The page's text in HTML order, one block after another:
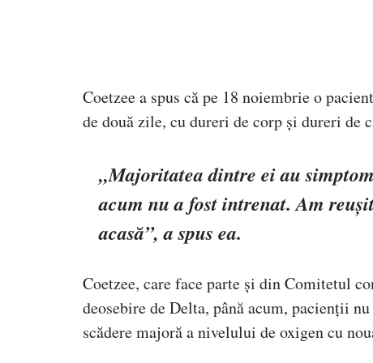
Coetzee a spus că pe 18 noiembrie o
de două zile, cu dureri de corp și dureri de
„Majoritatea dintre ei au
acum nu a fost intrenat. Am
acasă”, a spus ea.
Coetzee, care face parte și din Comitetul
deosebire de Delta, până acum, pacienții
scădere majoră a nivelului de oxigen cu